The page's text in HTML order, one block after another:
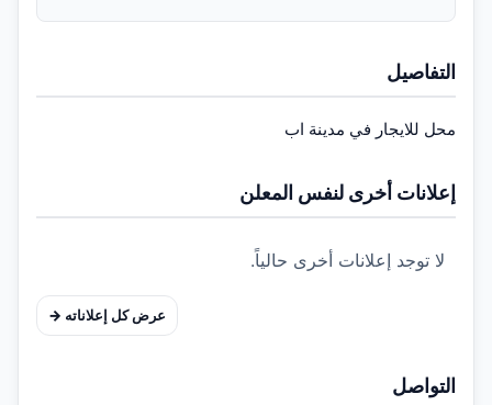
التفاصيل
محل للايجار في مدينة اب
إعلانات أخرى لنفس المعلن
لا توجد إعلانات أخرى حالياً.
عرض كل إعلاناته →
التواصل